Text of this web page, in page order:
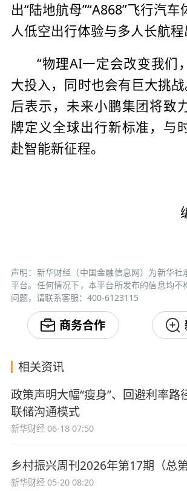
出“陆地航母”“A868”飞行汽
人低空出行体验与多人长航程
“物理AI一定会改变我们
大投入，同时也会有巨大挑
后表示，未来小鹏集团将致
牌定义全球出行新标准，与
赴智能新征程。
声明：新华财经（中国金融信息网）为新华社
平台。任何情况下，本平台所发布的信息均不
问题，请联系客服：400-6123115
商务合作
相关资讯
政策声明大幅“瘦身”、回避利率路
联储沟通模式
新华财经 06-18 07:50
乡村振兴周刊2026年第17期（总第
新华财经 05-20 08:20